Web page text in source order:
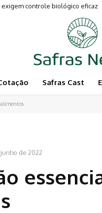
Safras Cast
junho de 2022